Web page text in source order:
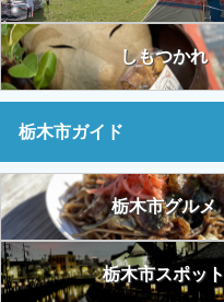
しもつかれ
栃木市ガイド
栃木市グルメ
栃木市スポット